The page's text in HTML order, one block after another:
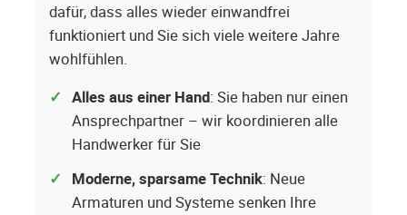
dafür, dass alles wieder einwandfrei
funktioniert und Sie sich viele weitere Jahre
wohlfühlen.
Alles aus einer Hand: Sie haben nur einen
Ansprechpartner – wir koordinieren alle
Handwerker für Sie
Moderne, sparsame Technik: Neue
Armaturen und Systeme senken Ihre